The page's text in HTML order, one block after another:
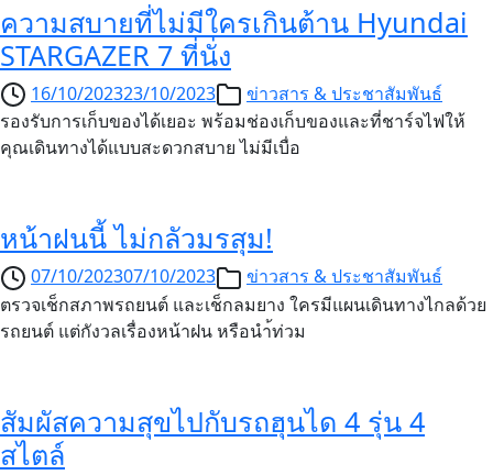
ความสบายที่ไม่มีใครเกินต้าน Hyundai
STARGAZER 7 ที่นั่ง
16/10/202323/10/2023
ข่าวสาร & ประชาสัมพันธ์
รองรับการเก็บของได้เยอะ พร้อมช่องเก็บของและที่ชาร์จไฟให้
คุณเดินทางได้แบบสะดวกสบาย ไม่มีเบื่อ
หน้าฝนนี้ ไม่กลัวมรสุม!
07/10/202307/10/2023
ข่าวสาร & ประชาสัมพันธ์
ตรวจเช็กสภาพรถยนต์ และเช็กลมยาง ใครมีแผนเดินทางไกลด้วย
รถยนต์ แต่กังวลเรื่องหน้าฝน หรือนำ้ท่วม
สัมผัสความสุขไปกับรถฮุนได 4 รุ่น 4
สไตล์